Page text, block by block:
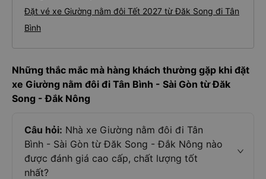
Đặt vé xe Giường nằm đôi Tết 2027 từ Đăk Song đi Tân
Bình
Những thắc mắc mà hàng khách thường gặp khi đặt
xe Giường nằm đôi đi Tân Bình - Sài Gòn từ Đăk
Song - Đắk Nông
Câu hỏi: Nhà xe Giường nằm đôi đi Tân
Bình - Sài Gòn từ Đăk Song - Đắk Nông nào
được đánh giá cao cấp, chất lượng tốt
nhất?